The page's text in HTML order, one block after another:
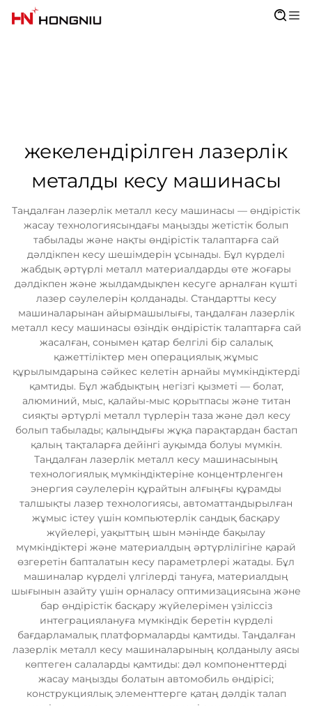
жекелендірілген лазерлік
металды кесу машинасы
Таңдалған лазерлік металл кесу машинасы — өндірістік
жасау технологиясындағы маңызды жетістік болып
табылады және нақты өндірістік талаптарға сай
дәлдікпен кесу шешімдерін ұсынады. Бұл күрделі
жабдық әртүрлі металл материалдарды өте жоғары
дәлдікпен және жылдамдықпен кесуге арналған күшті
лазер сәулелерін қолданады. Стандартты кесу
машиналарынан айырмашылығы, таңдалған лазерлік
металл кесу машинасы өзіндік өндірістік талаптарға сай
жасалған, сонымен қатар белгілі бір салалық
қажеттіліктер мен операциялық жұмыс
құрылымдарына сәйкес келетін арнайы мүмкіндіктерді
қамтиды. Бұл жабдықтың негізгі қызметі — болат,
алюминий, мыс, қалайы-мыс қорытпасы және титан
сияқты әртүрлі металл түрлерін таза және дәл кесу
болып табылады; қалыңдығы жұқа парақтардан бастап
қалың тақталарға дейінгі ауқымда болуы мүмкін.
Таңдалған лазерлік металл кесу машинасының
технологиялық мүмкіндіктеріне концентрленген
энергия сәулелерін құрайтын алғыңғы құрамды
талшықты лазер технологиясы, автоматтандырылған
жұмыс істеу үшін компьютерлік сандық басқару
жүйелері, уақыттың шын мәнінде бақылау
мүмкіндіктері және материалдың әртүрлілігіне қарай
өзгеретін бапталатын кесу параметрлері жатады. Бұл
машиналар күрделі үлгілерді тануға, материалдың
шығынын азайту үшін орналасу оптимизациясына және
бар өндірістік басқару жүйелерімен үзіліссіз
интеграциялануға мүмкіндік беретін күрделі
бағдарламалық платформаларды қамтиды. Таңдалған
лазерлік металл кесу машиналарының қолданылу аясы
көптеген салаларды қамтиды: дәл компоненттерді
жасау маңызды болатын автомобиль өндірісі;
конструкциялық элементтерге қатаң дәлдік талап